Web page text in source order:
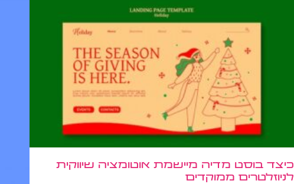
כיצד בוסט מדיה מיישמת אוטומציה שיווקית
לניוזלטרים ממוקדים